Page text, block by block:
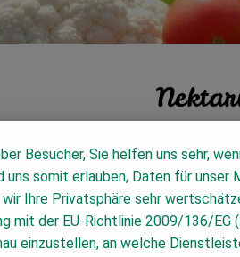
Das Aroma
Pfirsiche
verkauft
Besucher, Sie helfen uns sehr,
uns somit erlauben, Daten für unser
wir Ihre Privatsphäre sehr
mit der EU-Richtlinie 2009/136/EG
einzustellen, an welche